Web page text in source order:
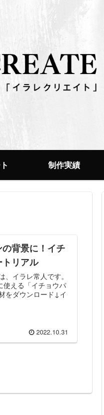
制作実績
の背景に！イチ
トリアル
イラレ常人です。
使える「イチョウパ
をダウンロード↓イ
2022.10.31